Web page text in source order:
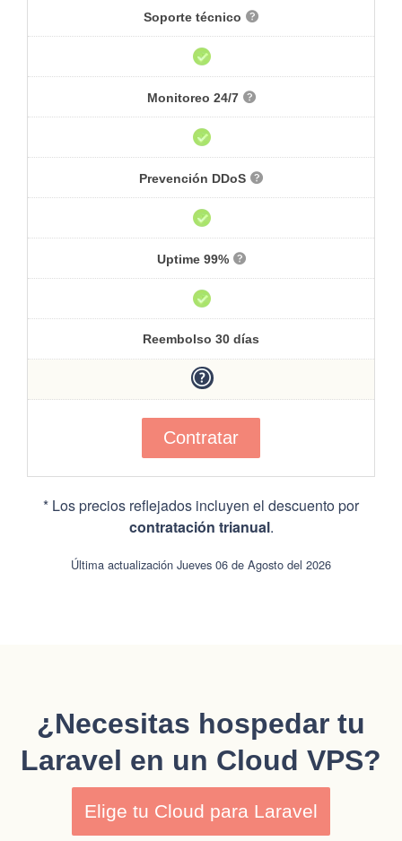
Soporte técnico
Monitoreo 24/7
Prevención DDoS
Uptime 99%
Reembolso 30 días
Contratar
* Los precios reflejados incluyen el descuento por
contratación trianual.
Última actualización Jueves 06 de Agosto del 2026
¿Necesitas hospedar tu
Laravel en un Cloud VPS?
Elige tu Cloud para Laravel